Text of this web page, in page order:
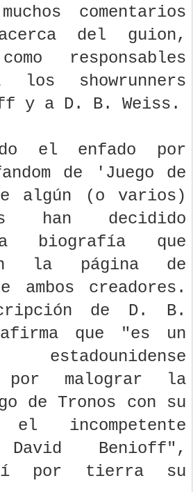
comentarios
del guion,
responsables
showrunners
y a D. B. Weiss.
el enfado por
de 'Juego de
algún (o varios)
han decidido
biografía que
la página de
ambos creadores.
de D. B.
que "es un
por malograr la
de Tronos con su
el incompetente
Benioff",
por tierra su